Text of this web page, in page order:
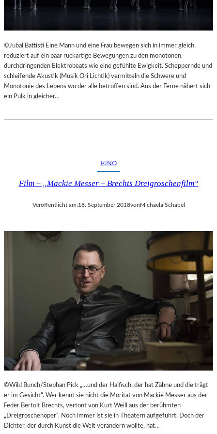
©Jubal Battisti Eine Mann und eine Frau bewegen sich in immer gleich,
reduziert auf ein paar ruckartige Bewegungen zu den monotonen,
durchdringenden Elektrobeats wie eine gefühlte Ewigkeit. Scheppernde und
schleifende Akustik (Musik Ori Lichtik) vermitteln die Schwere und
Monotonie des Lebens wo der alle betroffen sind. Aus der Ferne nähert sich
ein Pulk in gleicher…
KINO
Film – „Mackie Messer – Brechts Dreigroschenfilm“
Veröffentlicht am:18. September 2018vonMichaela Schabel
©Wild Bunch/Stephan Pick „…und der Haifisch, der hat Zähne und die trägt
er im Gesicht“. Wer kennt sie nicht die Moritat von Mackie Messer aus der
Feder Bertolt Brechts, vertont von Kurt Weill aus der berühmten
„Dreigroschenoper“. Noch immer ist sie in Theatern aufgeführt. Doch der
Dichter, der durch Kunst die Welt verändern wollte, hat…